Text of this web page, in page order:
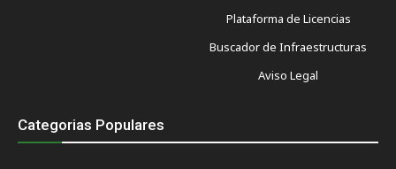
Plataforma de Licencias
Buscador de Infraestructuras
Aviso Legal
Categorias Populares